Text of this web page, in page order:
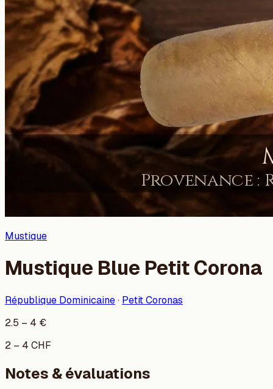
Mustique
Mustique Blue Petit Corona
République Dominicaine· Petit Coronas
2.5 – 4 €
2 – 4 CHF
Notes & évaluations